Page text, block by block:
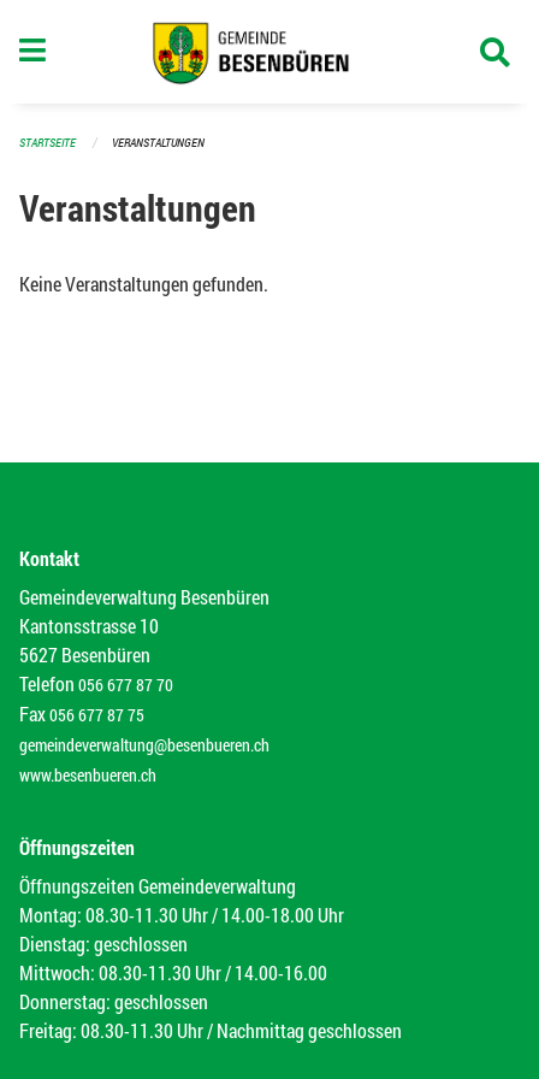
STARTSEITE VERANSTALTUNGEN
Veranstaltungen
Keine Veranstaltungen gefunden.
Kontakt
Gemeindeverwaltung Besenbüren
Kantonsstrasse 10
5627 Besenbüren
Telefon 056 677 87 70
Fax056 677 87 75
gemeindeverwaltung@besenbueren.ch
www.besenbueren.ch
Öffnungszeiten
Öffnungszeiten Gemeindeverwaltung
Montag: 08.30-11.30 Uhr / 14.00-18.00 Uhr
Dienstag: geschlossen
Mittwoch: 08.30-11.30 Uhr / 14.00-16.00
Donnerstag: geschlossen
Freitag: 08.30-11.30 Uhr / Nachmittag geschlossen